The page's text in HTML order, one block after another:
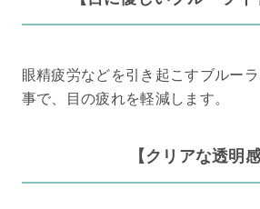
眼精疲労などを引き起こすブルー
事で、目の疲れを軽減します。
【クリアな透明感